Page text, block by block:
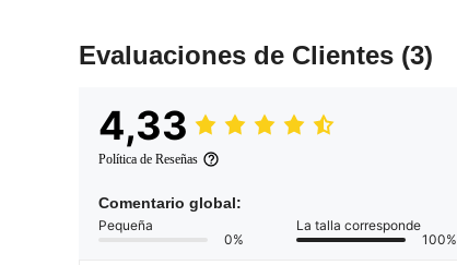
Evaluaciones de Clientes (3)
4,33
Política de Reseñas
Comentario global:
Pequeña
0%
La talla corresponde
100%